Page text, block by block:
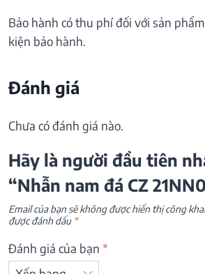
Bảo hành có thu phí đối với sản
kiện bảo hành.
Đánh giá
Chưa có đánh giá nào.
Hãy là người đầu tiên
“Nhẫn nam đá CZ
Email của bạn sẽ không được hiển thị công
được đánh dấu *
Đánh giá của bạn *